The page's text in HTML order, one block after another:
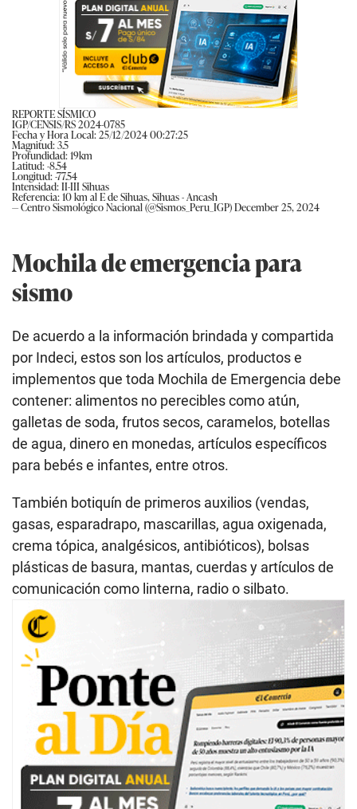
REPORTE SÍSMICO
IGP/CENSIS/RS 2024-0785
Fecha y Hora Local: 25/12/2024 00:27:25
Magnitud: 3.5
Profundidad: 19km
Latitud: -8.54
Longitud: -77.54
Intensidad: II-III Sihuas
Referencia: 10 km al E de Sihuas, Sihuas - Ancash
— Centro Sismológico Nacional (@Sismos_Peru_IGP)December 25, 2024
Mochila de emergencia para
sismo
De acuerdo a la información brindada y compartida
por Indeci, estos son los artículos, productos e
implementos que toda Mochila de Emergencia debe
contener: alimentos no perecibles como atún,
galletas de soda, frutos secos, caramelos, botellas
de agua, dinero en monedas, artículos específicos
para bebés e infantes, entre otros.
También botiquín de primeros auxilios (vendas,
gasas, esparadrapo, mascarillas, agua oxigenada,
crema tópica, analgésicos, antibióticos), bolsas
plásticas de basura, mantas, cuerdas y artículos de
comunicación como linterna, radio o silbato.